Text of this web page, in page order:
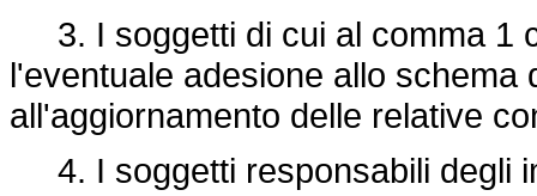
3. I soggetti di cui al comma 1
l'eventuale adesione allo
all'aggiornamento delle relative
4. I soggetti responsabili degli